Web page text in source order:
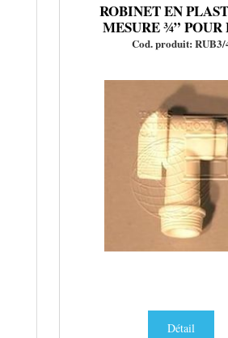
ROBINET EN
MESURE ¾” POUR
Cod. produit: RUB3/
Détail